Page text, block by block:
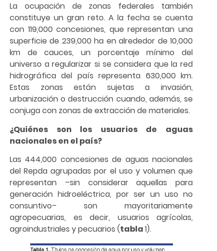
La ocupación de zonas federales también
constituye un gran reto. A la fecha se cuenta
con 119,000 concesiones, que representan una
superficie de 239,000 ha en alrededor de 10,000
km de cauces, un porcentaje mínimo del
universo a regularizar si se considera que la red
hidrográfica del país representa 630,000 km.
Estas zonas están sujetas a invasión,
urbanización o destrucción cuando, además, se
conjuga con zonas de extracción de materiales.
¿Quiénes son los usuarios de aguas
nacionales en el país?
Las 444,000 concesiones de aguas nacionales
del Repda agrupadas por el uso y volumen que
representan –sin considerar aquellas para
generación hidroeléctrica, por ser un uso no
consuntivo– son mayoritariamente
agropecuarias, es decir, usuarios agrícolas,
agroindustriales y pecuarios (tabla1).